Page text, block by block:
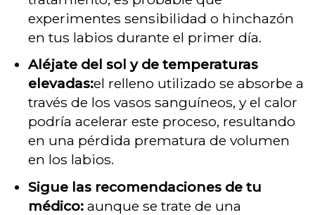
experimentes sensibilidad o hinchazón
en tus labios durante el primer día.
Aléjate del sol y de temperaturas
elevadas:el relleno utilizado se absorbe a
través de los vasos sanguíneos, y el calor
podría acelerar este proceso, resultando
en una pérdida prematura de volumen
en los labios.
Sigue las recomendaciones de tu
médico:aunque se trate de una